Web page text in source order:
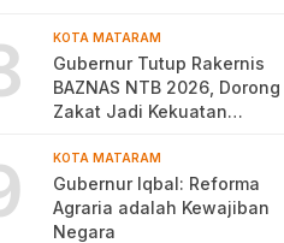
KOTA MATARAM
Gubernur Tutup Rakernis
BAZNAS NTB 2026, Dorong
Zakat Jadi Kekuatan
KOTA MATARAM
Gubernur Iqbal: Reforma
Agraria adalah Kewajiban
Negara